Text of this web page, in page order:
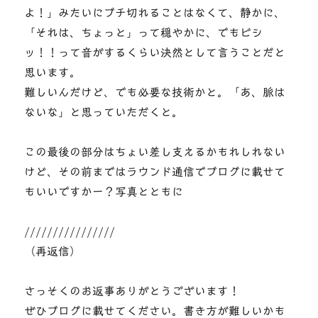
よ！」みたいにブチ切れることはなくて、静かに、
「それは、ちょっと」って穏やかに、でもビシ
ッ！！って音がするくらい決然として言うことだと
思います。
難しいんだけど、でも必要な技術かと。「あ、脈は
ないな」と思っていただくと。
この最後の部分はちょい差し支えるかもれしれない
けど、その前まではラウンド通信でブログに載せて
もいいですかー？写真とともに
////////////////
（再返信）
さっそくのお返事ありがとうございます！
ぜひブログに載せてください。書き方が難しいかも